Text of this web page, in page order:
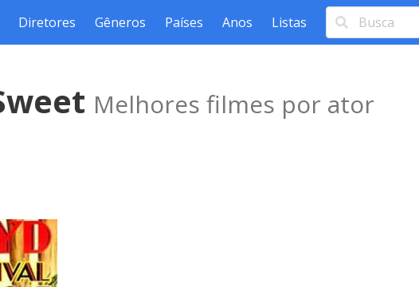
Diretores Gêneros Países Anos Listas
Melhores filmes por ator